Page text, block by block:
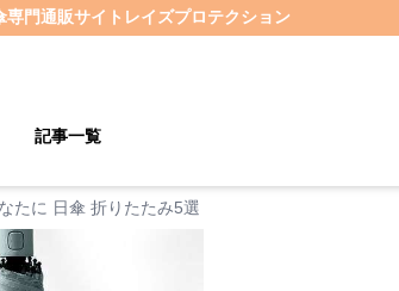
専門通販サイト レイズプロテクション
記事一覧
たに 日傘 折りたたみ5選